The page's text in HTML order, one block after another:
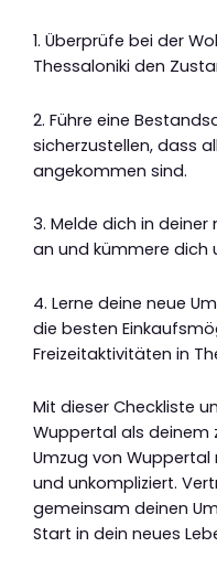
1. Überprüfe bei der
Thessaloniki den
2. Führe eine
sicherzustellen, dass
angekommen sind.
3. Melde dich in
an und kümmere dich
4. Lerne deine neue
die besten
Freizeitaktivitäten in
Mit dieser Checkliste
Wuppertal als deinem
Umzug von Wuppertal
und unkompliziert.
gemeinsam deinen
Start in dein neues